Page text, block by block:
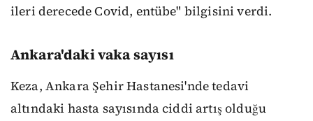
ileri derecede Covid, entübe" bilgisini verdi.
Ankara'daki vaka sayısı
Keza, Ankara Şehir Hastanesi'nde tedavi
altındaki hasta sayısında ciddi artış olduğu